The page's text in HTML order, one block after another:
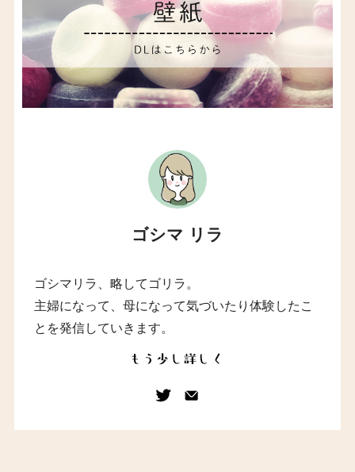
ゴシマ リラ
ゴシマリラ、略してゴリラ。
主婦になって、母になって気づいたり体験したこ
とを発信していきます。